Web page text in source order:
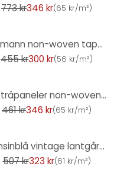
773 kr346 kr(65 kr/m²)
Erismann non-woven tapet Code Nature beige
455 kr300 kr(56 kr/m²)
3D träpaneler non-woven tapet - skandinavisk tapet med lameller av A.S. Creation brun svart
461 kr346 kr(65 kr/m²)
Bensinblå vintage lantgård blommig non-woven tapet blommig tapet
507 kr323 kr(61 kr/m²)